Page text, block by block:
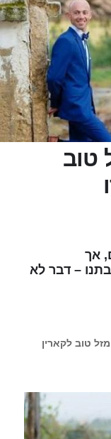
טוב
אך
– דבר לא
טוב לקארין